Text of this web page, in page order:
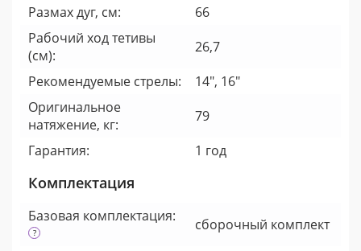
Размах дуг, см:
66
Рабочий ход тетивы
(см):
26,7
Рекомендуемые стрелы:
14", 16"
Оригинальное
натяжение, кг:
79
Гарантия:
1 год
Комплектация
Базовая комплектация: cборочный комплект